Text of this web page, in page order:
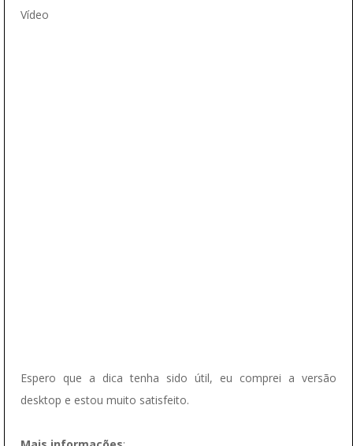
Vídeo
Espero que a dica tenha sido útil, eu comprei a versão
desktop e estou muito satisfeito.